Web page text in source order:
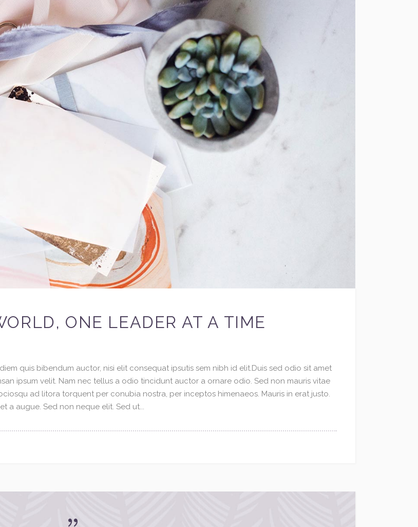
ONE LEADER AT A TIME
quis bibendum auctor, nisi elit consequat ipsutis sem nibh id elit.Duis sed odio sit amet
ipsum velit. Nam nec tellus a odio tincidunt auctor a ornare odio. Sed non mauris vitae
ad litora torquent per conubia nostra, per inceptos himenaeos. Mauris in erat justo.
a augue. Sed non neque elit. Sed ut...